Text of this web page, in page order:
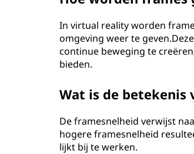
In virtual reality worden
omgeving weer te
continue beweging te
bieden.
Wat is de betekenis
De framesnelheid verwijst
hogere framesnelheid
lijkt bij te werken.